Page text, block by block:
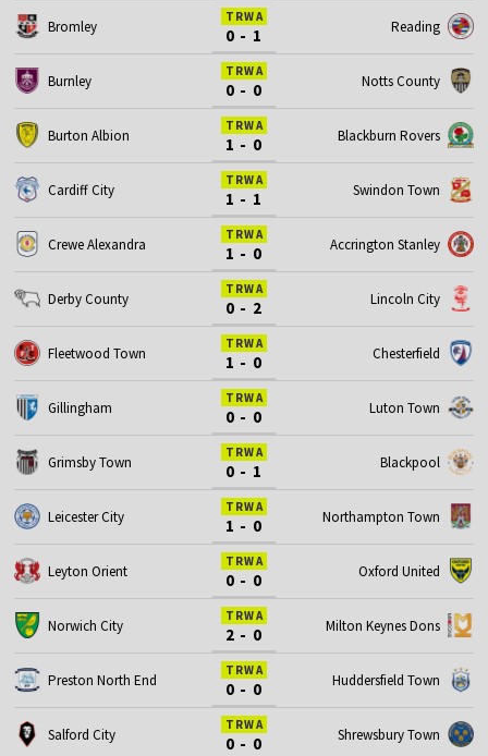
Bromley
TRWA
0 - 1 Reading
Burnley
TRWA
0 - 0 Notts County
Burton Albion
TRWA
1 - 0 Blackburn Rovers
Cardiff City
TRWA
1 - 1 Swindon Town
Crewe Alexandra
TRWA
1 - 0 Accrington Stanley
Derby County
TRWA
0 - 2 Lincoln City
Fleetwood Town
TRWA
1 - 0 Chesterfield
Gillingham
TRWA
0 - 0 Luton Town
Grimsby Town
TRWA
0 - 1 Blackpool
Leicester City
TRWA
1 - 0 Northampton Town
Leyton Orient
TRWA
0 - 0 Oxford United
Norwich City
TRWA
2 - 0 Milton Keynes Dons
Preston North End
TRWA
0 - 0 Huddersfield Town
Salford City
TRWA
0 - 0 Shrewsbury Town